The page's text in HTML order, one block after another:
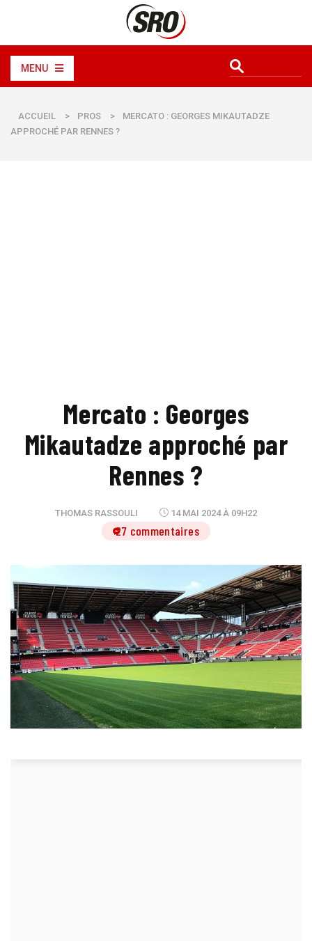
MENU
ACCUEIL > PROS >
MERCATO : GEORGES MIKAUTADZE
APPROCHÉ PAR RENNES ?
Mercato : Georges
Mikautadze approché par
Rennes ?
THOMAS RASSOULI 14 MAI 2024 À 09H22
27 commentaires